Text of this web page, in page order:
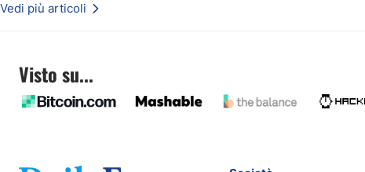
Vedi più articoli
Visto su...